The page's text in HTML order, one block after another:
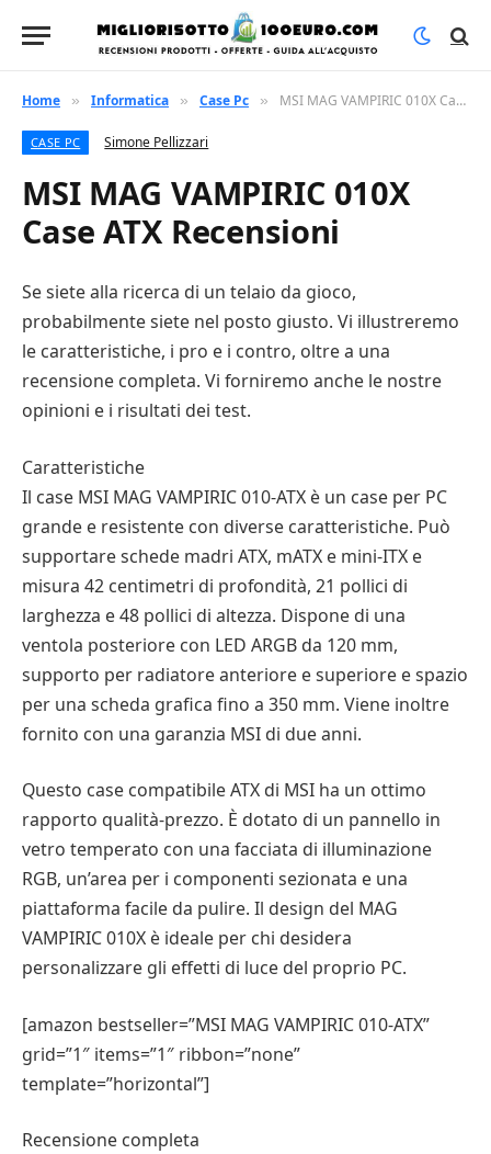
Home » Informatica » Case Pc » MSI MAG VAMPIRIC 010X Case ATX Recensioni
CASE PC Simone Pellizzari
MSI MAG VAMPIRIC 010X
Case ATX Recensioni
Se siete alla ricerca di un telaio da gioco,
probabilmente siete nel posto giusto. Vi illustreremo
le caratteristiche, i pro e i contro, oltre a una
recensione completa. Vi forniremo anche le nostre
opinioni e i risultati dei test.
Caratteristiche
Il case MSI MAG VAMPIRIC 010-ATX è un case per PC
grande e resistente con diverse caratteristiche. Può
supportare schede madri ATX, mATX e mini-ITX e
misura 42 centimetri di profondità, 21 pollici di
larghezza e 48 pollici di altezza. Dispone di una
ventola posteriore con LED ARGB da 120 mm,
supporto per radiatore anteriore e superiore e spazio
per una scheda grafica fino a 350 mm. Viene inoltre
fornito con una garanzia MSI di due anni.
Questo case compatibile ATX di MSI ha un ottimo
rapporto qualità-prezzo. È dotato di un pannello in
vetro temperato con una facciata di illuminazione
RGB, un’area per i componenti sezionata e una
piattaforma facile da pulire. Il design del MAG
VAMPIRIC 010X è ideale per chi desidera
personalizzare gli effetti di luce del proprio PC.
[amazon bestseller=”MSI MAG VAMPIRIC 010-ATX”
grid=”1″ items=”1″ ribbon=”none”
template=”horizontal”]
Recensione completa